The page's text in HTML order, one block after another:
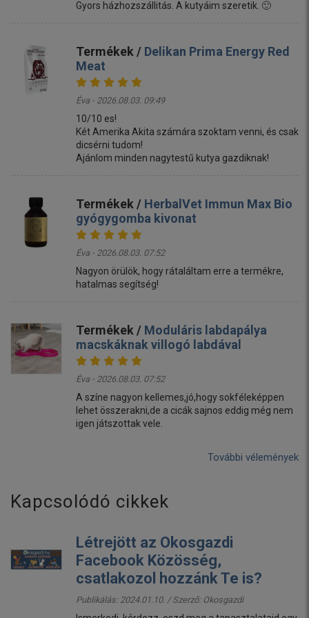
Gyors házhozszállitás. A kutyáim szeretik. 🙂
Termékek / Delikan Prima Energy Red
Meat
Éva - 2026.08.03. 09:49
10/10 es!
Két Amerika Akita számára szoktam venni, és csak
dicsérni tudom!
Ajánlom minden nagytestű kutya gazdiknak!
Termékek / HerbalVet Immun Max Bio
gyógygomba kivonat
Éva - 2026.08.03. 07:52
Nagyon örülök, hogy rátaláltam erre a termékre,
hatalmas segítség!
Termékek / Moduláris labdapálya
macskáknak villogó labdával
Éva - 2026.08.03. 07:52
A színe nagyon kellemes,jó,hogy sokféleképpen
lehet összerakni,de a cicák sajnos eddig még nem
igen játszottak vele.
További vélemények
Kapcsolódó cikkek
Létrejött az Okosgazdi
Facebook Közösség,
csatlakozol hozzánk Te is?
Publikálás: 2024.01.10. / Szerző: Okosgazdi